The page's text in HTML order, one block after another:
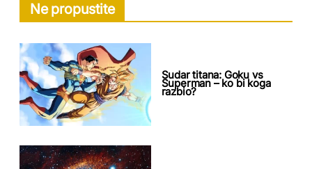
Ne propustite
Sudar titana: Goku vs
Superman – ko bi koga
razbio?